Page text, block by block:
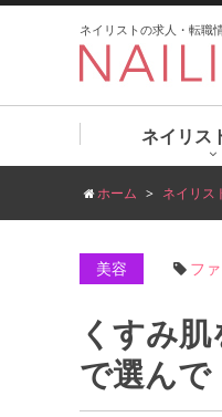
ネイリストの求人・転職
ネイリス
ホーム ネイリス
美容 フ
くすみ
で選んで